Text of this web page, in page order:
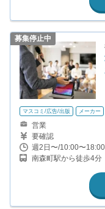
募集停止中
マスコミ/広告/出版 メーカー
営業
要確認
週2日〜/10:00〜
南森町駅から徒歩4分
9分（大阪メトロ堺筋